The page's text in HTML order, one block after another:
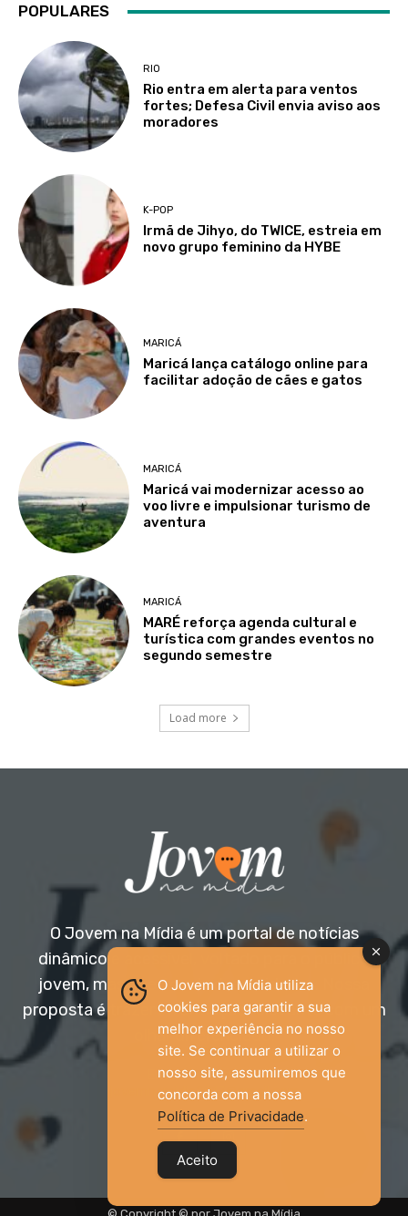
POPULARES
RIO
Rio entra em alerta para ventos
fortes; Defesa Civil envia aviso aos
moradores
K-POP
Irmã de Jihyo, do TWICE, estreia em
novo grupo feminino da HYBE
MARICÁ
Maricá lança catálogo online para
facilitar adoção de cães e gatos
MARICÁ
Maricá vai modernizar acesso ao
voo livre e impulsionar turismo de
aventura
MARICÁ
MARÉ reforça agenda cultural e
turística com grandes eventos no
segundo semestre
Load more
O Jovem na Mídia é um portal de notícias
dinâmico e acessível, voltado para o público
jovem, mas aberto a todas as idades. Nossa
proposta é trazer informação relevante com um
olhar diferenciado.
Entre em contato:
jovemnamidia2017@gmail.com
O Jovem na Mídia utiliza
cookies para garantir a sua
melhor experiência no nosso
site. Se continuar a utilizar o
nosso site, assumiremos que
concorda com a nossa
Política de Privacidade.
Aceito